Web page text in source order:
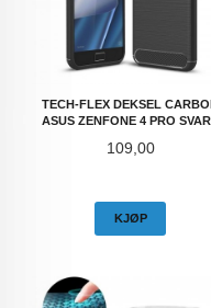
TECH-FLEX DEKSEL
ASUS ZENFONE 4 PRO
Pris
109,00
KJØP